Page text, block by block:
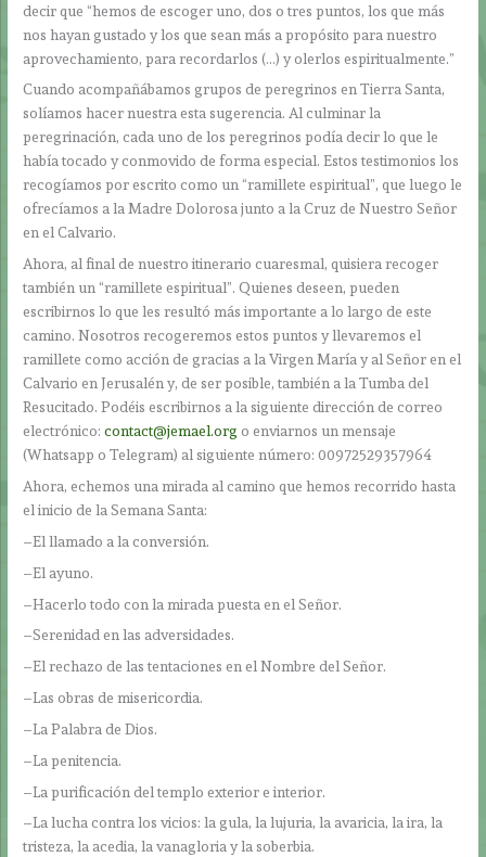
decir que “hemos de escoger uno, dos o tres puntos, los que más
nos hayan gustado y los que sean más a propósito para nuestro
aprovechamiento, para recordarlos (…) y olerlos espiritualmente.”
Cuando acompañábamos grupos de peregrinos en Tierra Santa,
solíamos hacer nuestra esta sugerencia. Al culminar la
peregrinación, cada uno de los peregrinos podía decir lo que le
había tocado y conmovido de forma especial. Estos testimonios los
recogíamos por escrito como un “ramillete espiritual”, que luego le
ofrecíamos a la Madre Dolorosa junto a la Cruz de Nuestro Señor
en el Calvario.
Ahora, al final de nuestro itinerario cuaresmal, quisiera recoger
también un “ramillete espiritual”. Quienes deseen, pueden
escribirnos lo que les resultó más importante a lo largo de este
camino. Nosotros recogeremos estos puntos y llevaremos el
ramillete como acción de gracias a la Virgen María y al Señor en el
Calvario en Jerusalén y, de ser posible, también a la Tumba del
Resucitado. Podéis escribirnos a la siguiente dirección de correo
electrónico:contact@jemael.org o enviarnos un mensaje
(Whatsapp o Telegram) al siguiente número: 00972529357964
Ahora, echemos una mirada al camino que hemos recorrido hasta
el inicio de la Semana Santa:
–El llamado a la conversión.
–El ayuno.
–Hacerlo todo con la mirada puesta en el Señor.
–Serenidad en las adversidades.
–El rechazo de las tentaciones en el Nombre del Señor.
–Las obras de misericordia.
–La Palabra de Dios.
–La penitencia.
–La purificación del templo exterior e interior.
–La lucha contra los vicios: la gula, la lujuria, la avaricia, la ira, la
tristeza, la acedia, la vanagloria y la soberbia.